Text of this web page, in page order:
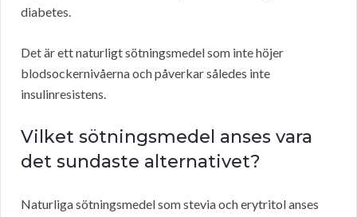
diabetes.
Det är ett naturligt sötningsmedel som inte höjer
blodsockernivåerna och påverkar således inte
insulinresistens.
Vilket sötningsmedel anses vara
det sundaste alternativet?
Naturliga sötningsmedel som stevia och erytritol anses